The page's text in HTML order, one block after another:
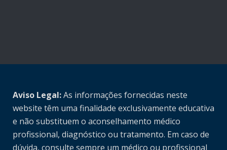
Aviso Legal:As informações fornecidas neste
website têm uma finalidade exclusivamente educativa
e não substituem o aconselhamento médico
profissional, diagnóstico ou tratamento. Em caso de
dúvida, consulte sempre um médico ou profissional